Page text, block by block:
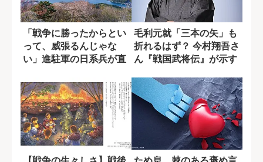
「戦争に勝ったからとい
って、威張るんじゃな
い」進駐軍の日系兵が直
毛利元就「三本の矢」も
折れるはず？ 今村翔吾さ
ん『戦国武将伝』が示す